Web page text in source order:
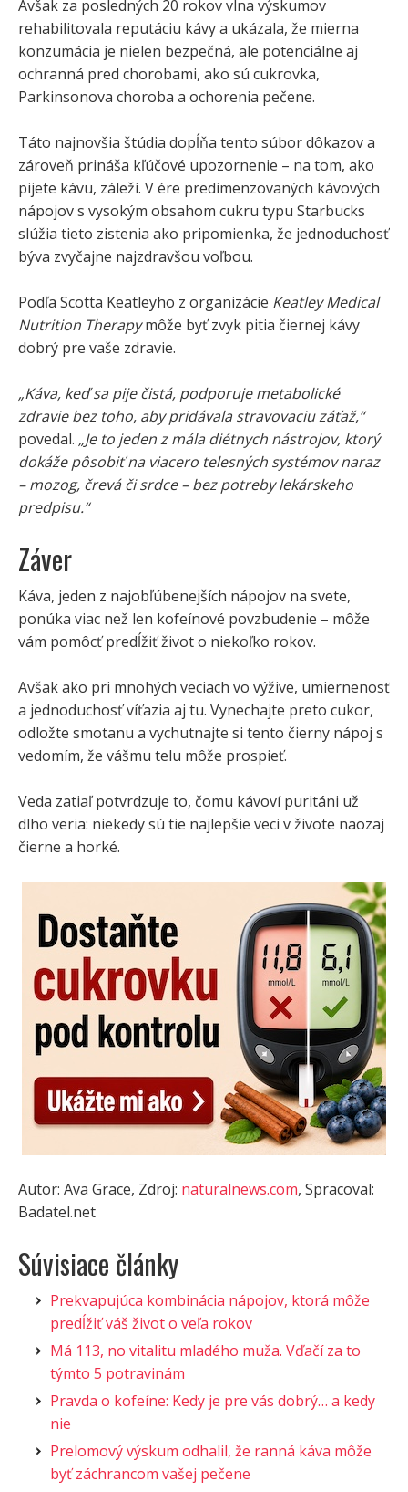
Avšak za posledných 20 rokov vlna výskumov
rehabilitovala reputáciu kávy a ukázala, že mierna
konzumácia je nielen bezpečná, ale potenciálne aj
ochranná pred chorobami, ako sú cukrovka,
Parkinsonova choroba a ochorenia pečene.
Táto najnovšia štúdia dopĺňa tento súbor dôkazov a
zároveň prináša kľúčové upozornenie – na tom, ako
pijete kávu, záleží. V ére predimenzovaných kávových
nápojov s vysokým obsahom cukru typu Starbucks
slúžia tieto zistenia ako pripomienka, že jednoduchosť
býva zvyčajne najzdravšou voľbou.
Podľa Scotta Keatleyho z organizácie Keatley Medical
Nutrition Therapymôže byť zvyk pitia čiernej kávy
dobrý pre vaše zdravie.
„Káva, keď sa pije čistá, podporuje metabolické
zdravie bez toho, aby pridávala stravovaciu záťaž,“
povedal. „Je to jeden z mála diétnych nástrojov, ktorý
dokáže pôsobiť na viacero telesných systémov naraz
– mozog, črevá či srdce – bez potreby lekárskeho
predpisu.“
Záver
Káva, jeden z najobľúbenejších nápojov na svete,
ponúka viac než len kofeínové povzbudenie – môže
vám pomôcť predĺžiť život o niekoľko rokov.
Avšak ako pri mnohých veciach vo výžive, umiernenosť
a jednoduchosť víťazia aj tu. Vynechajte preto cukor,
odložte smotanu a vychutnajte si tento čierny nápoj s
vedomím, že vášmu telu môže prospieť.
Veda zatiaľ potvrdzuje to, čomu kávoví puritáni už
dlho veria: niekedy sú tie najlepšie veci v živote naozaj
čierne a horké.
Autor: Ava Grace, Zdroj: naturalnews.com, Spracoval:
Badatel.net
Súvisiace články
Prekvapujúca kombinácia nápojov, ktorá môže
predĺžiť váš život o veľa rokov
Má 113, no vitalitu mladého muža. Vďačí za to
týmto 5 potravinám
Pravda o kofeíne: Kedy je pre vás dobrý… a kedy
nie
Prelomový výskum odhalil, že ranná káva môže
byť záchrancom vašej pečene